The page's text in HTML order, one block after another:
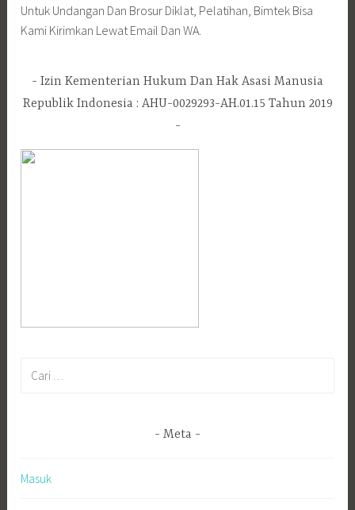
Untuk Undangan Dan Brosur Diklat, Pelatihan, Bimtek Bisa
Kami Kirimkan Lewat Email Dan WA.
Izin Kementerian Hukum Dan Hak Asasi Manusia
Republik Indonesia : AHU-0029293-AH.01.15 Tahun 2019
Meta
Masuk